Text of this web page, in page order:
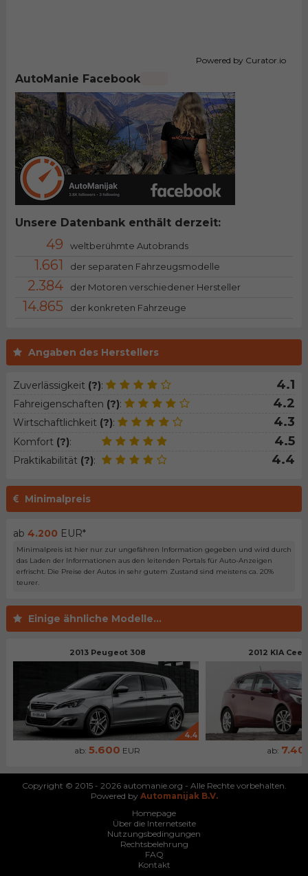
Angaben des Herstellers
Zuverlässigkeit (?): 4.1
Fahreigenschaften (?): 4.2
Wirtschaftlichkeit (?): 4.3
Komfort (?): 4.5
Praktikabilität (?): 4.4
Minimalpreis
ab 4.200 EUR*
Minimalpreis ist hier nur zur ungefähren Information gegeben und wird durch
das Laden der Informationen aus den leitenden Portals für Auto-Anzeigen
erfrischt. Die Preise der Autos in sehr gutem Zustand sind meistens ca. 20%
teurer.
Einige ähnliche Modelle...
2013 Peugeot 308
4.4
ab:5.600 EUR
2012 KIA
ab:
Powered by Curator.io
AutoManie Facebook
Unsere Datenbank enthält derzeit:
49 weltberühmte Autobrands
1.661 der separaten Fahrzeugsmodelle
2.384 der Motoren verschiedener Hersteller
14.865 der konkreten Fahrzeuge
Copyright © 2015 - 2026 automanie.org - Alle Rechte vorbehalten.
Powered by Automanijak B.V.
Homepage
Über die Internetseite
Nutzungsbedingungen
Rechtsbelehrung
FAQ
Kontakt